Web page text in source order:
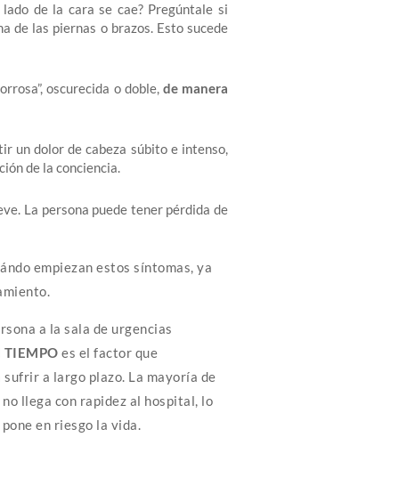
de la cara se cae? Pregúntale si
de las piernas o brazos. Esto sucede
oscurecida o doble, de manera
un dolor de cabeza súbito e intenso,
de la conciencia.
La persona puede tener pérdida de
empiezan estos síntomas, ya
a la sala de urgencias
TIEMPO es el factor que
a largo plazo. La mayoría de
llega con rapidez al hospital, lo
en riesgo la vida.